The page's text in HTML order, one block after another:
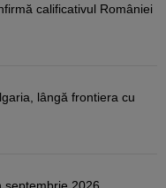
calificativul României
lângă frontiera cu